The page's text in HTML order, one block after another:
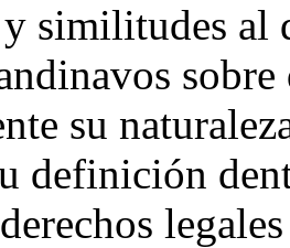
similitudes
su
definición